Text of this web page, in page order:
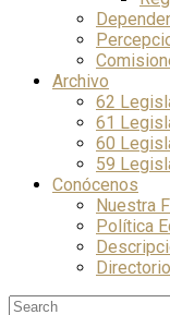
Archivo
62
61
60
59
Conócenos
Nuestra
Política